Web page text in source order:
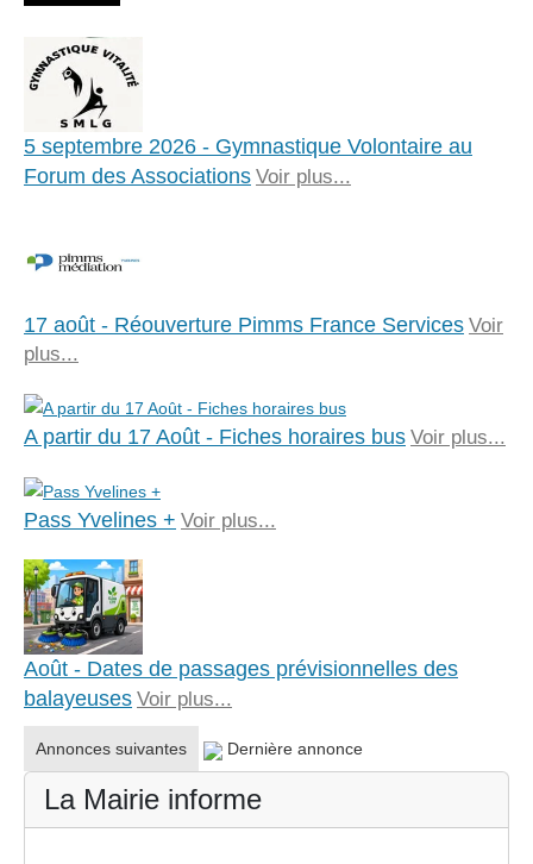
5 septembre 2026 - Gymnastique Volontaire au
Forum des Associations Voir plus...
17 août - Réouverture Pimms France Services Voir
plus...
A partir du 17 Août - Fiches horaires bus Voir plus...
Pass Yvelines + Voir plus...
Août - Dates de passages prévisionnelles des
balayeuses Voir plus...
Annonces suivantes Dernière annonce
La Mairie informe